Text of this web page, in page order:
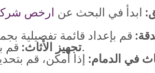
ابدأ في البحث عن ارخص
تجهيز الأثاث:قم بتنظيف الأثاث وتفريغ الأدراج والخزائن قبل وصول فريق النقل.
في الدمام: إذا أمكن، قم